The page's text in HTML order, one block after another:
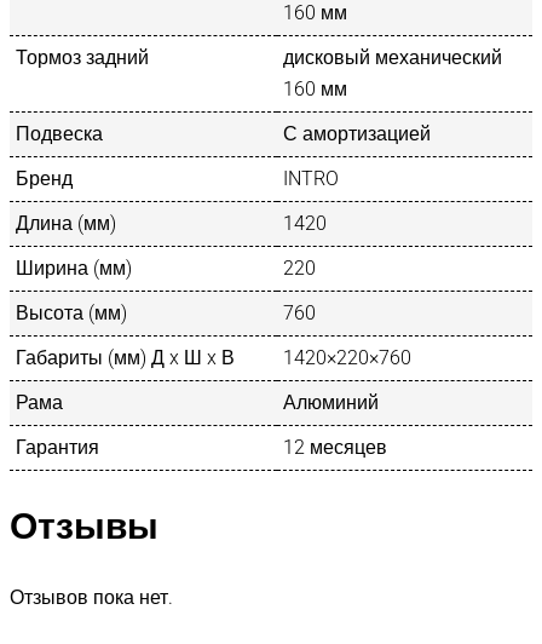
160 мм
Тормоз задний
дисковый механический
160 мм
Подвеска
С амортизацией
Бренд
INTRO
Длина (мм)
1420
Ширина (мм)
220
Высота (мм)
760
Габариты (мм) Д x Ш x В
1420×220×760
Рама
Алюминий
Гарантия
12 месяцев
Отзывы
Отзывов пока нет.